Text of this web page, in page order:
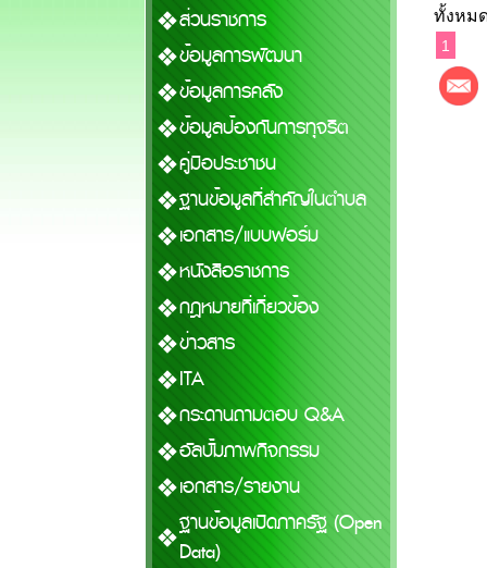
ส่วนราชการ
ข้อมูลการพัฒนา
ข้อมูลการคลัง
ข้อมูลป้องกันการทุจริต
คู่มือประชาชน
ฐานข้อมูลที่สำคัญในตำบล
เอกสาร/แบบฟอร์ม
หนังสือราชการ
กฎหมายที่เกี่ยวข้อง
ข่าวสาร
ITA
กระดานถามตอบ Q&A
อัลบั้มภาพกิจกรรม
เอกสาร/รายงาน
ฐานข้อมูลเปิดภาครัฐ (Open
Data)
ทั้งหม
1